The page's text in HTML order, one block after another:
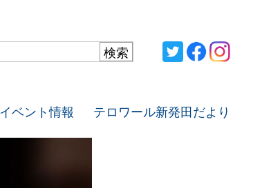
イベント情報 テロワール新発田だより